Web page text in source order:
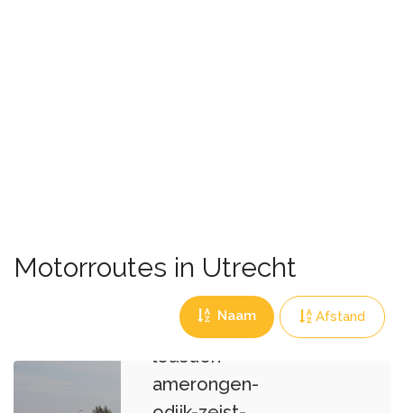
Motorroutes in Utrecht
Naam Afstand
soestdijk-
leusden-
amerongen-